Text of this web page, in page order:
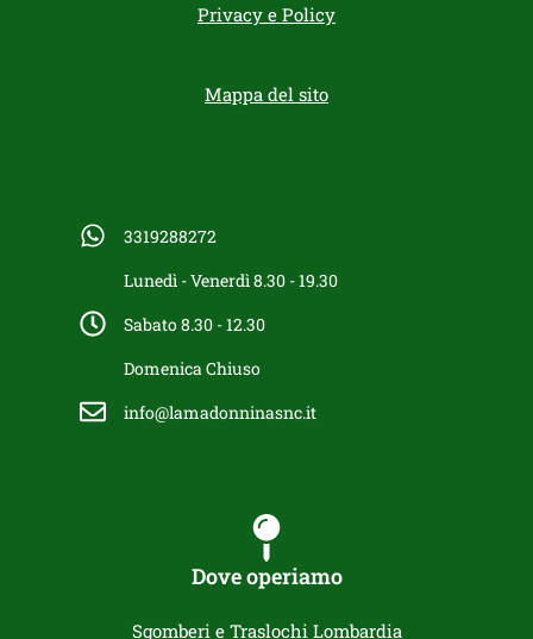
Privacy e Policy
Mappa del sito
3319288272
Lunedì - Venerdì 8.30 - 19.30
Sabato 8.30 - 12.30
Domenica Chiuso
info@lamadonninasnc.it
Dove operiamo
Sgomberi e Traslochi Lombardia